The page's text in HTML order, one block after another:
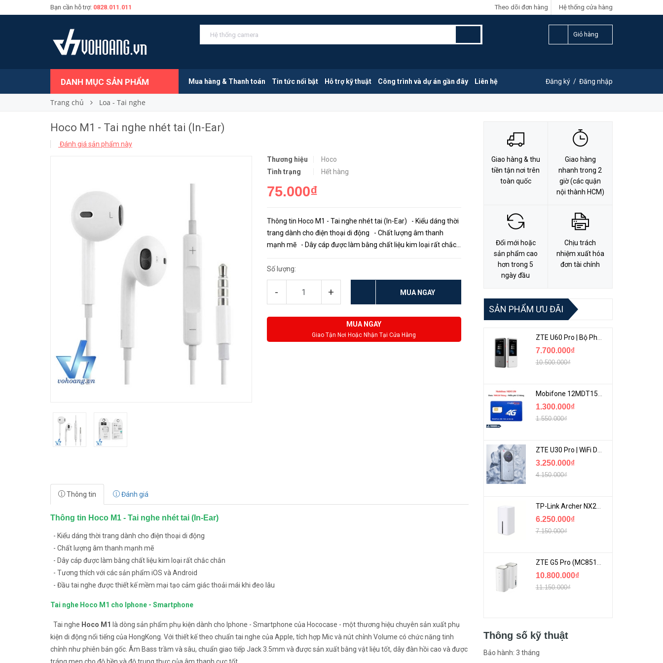
Bạn cần hỗ trợ: 0828.011.011 Hệ thống cửa hàng
Theo dõi đơn hàng
Giỏ hàng
DANH MỤC SẢN PHẨM Mua hàng & Thanh toán Tin tức nổi bật Hỗ trợ kỹ thuật Công trình và dự án gần đây Liên hệ Đăng ký / Đăng nhập
Trang chủ Loa - Tai nghe
Hoco M1 - Tai nghe nhét tai (In-Ear)
Đánh giá sản phẩm này
Thương hiệu
Hoco
Tình trạng
Hết hàng
75.000₫
Thông tin Hoco M1 - Tai nghe nhét tai (In-Ear) - Kiểu dáng thời
trang dành cho điện thoại di động - Chất lượng âm thanh
mạnh mẽ - Dây cáp được làm bằng chất liệu kim loại rất chắc
Số lượng:
- + MUA NGAY
MUA NGAY
Giao Tận Nơi Hoặc Nhận Tại Cửa Hàng
Hoco M1 - Tai nghe nhét tai (In-Ear)
MUA NGAY LIÊN HỆ ĐẶT HÀNG
Thông tin Đánh giá
Thông tin Hoco M1 - Tai nghe nhét tai (In-Ear)
- Kiểu dáng thời trang dành cho điện thoại di động
- Chất lượng âm thanh mạnh mẽ
- Dây cáp được làm bằng chất liệu kim loại rất chắc chắn
- Tương thích với các sản phẩm iOS và Android
- Đầu tai nghe được thiết kế mềm mại tạo cảm giác thoải mái khi đeo lâu
Tai nghe Hoco M1 cho Iphone - Smartphone
Tai nghe Hoco M1 là dòng sản phẩm phụ kiện dành cho Iphone - Smartphone của Hococase - một thương hiệu chuyên sản xuất phụ
kiện di động nổi tiếng của HongKong. Với thiết kế theo chuẩn tai nghe của Apple, tích hợp Mic và nút chỉnh Volume có chức năng tinh
chỉnh như phiên bản gốc. Âm Bass trầm và sâu, chuẩn giao tiếp Jack 3.5mm và được sản xuất bằng vật liệu tốt, dây đàn hồi cao và được
Giao hàng & thu
tiền tận nơi trên
toàn quốc
Giao hàng
nhanh trong 2
giờ (các quận
nội thành HCM)
Đổi mới hoặc
sản phẩm cao
hơn trong 5
ngày đầu
Chịu trách
nhiệm xuất hóa
đơn tài chính
SẢN PHẨM ƯU ĐÃI
ZTE U60 Pro | Bộ Phát 5G Cầm Tay Tích Hợp Công Nghệ WiFi 7, Pin 10000mAh
7.700.000₫
10.500.000₫
Mobifone 12MDT150 | Sim Chuyên 4G Mobifone Dung Lượng Cao 500GB/Tháng Gói 1 Năm
1.300.000₫
1.550.000₫
ZTE U30 Pro | WiFi Di Động 5G Tốc Độ Lên Đến 500Mbps, Màn Hình Cảm Ứng
3.250.000₫
4.150.000₫
TP-Link Archer NX200 | Bộ Phát WiFi Dùng Sim 5G Tốc Độ Cao Mới FullBox
6.250.000₫
7.150.000₫
ZTE G5 Pro (MC8512) | Router 5G WiFi7 Be7200 Hỗ Trợ Băng Tần 6Ghz Cực Mạnh
10.800.000₫
11.150.000₫
Thông số kỹ thuật
Bảo hành: 3 tháng